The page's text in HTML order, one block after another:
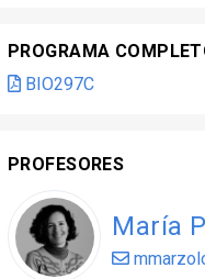
PROGRAMA
BIO297C
PROFESORES
María